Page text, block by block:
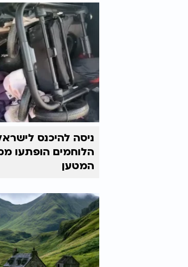
ניסה להיכנס
הלוחמים הופתעו
המטען